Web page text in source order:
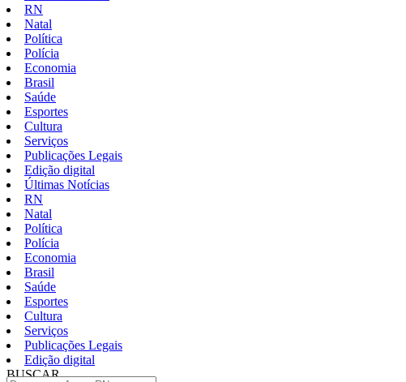
RN
Natal
Política
Polícia
Economia
Brasil
Saúde
Esportes
Cultura
Serviços
Publicações Legais
Edição digital
Últimas Notícias
RN
Natal
Política
Polícia
Economia
Brasil
Saúde
Esportes
Cultura
Serviços
Publicações Legais
Edição digital
BUSCAR